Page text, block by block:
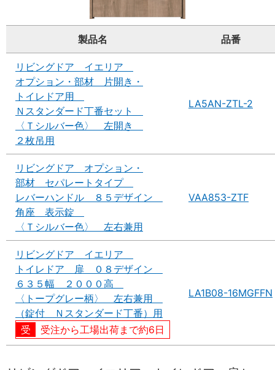
製品名 品番
リビングドア イエリア
オプション・部材 片開き・
トイレドア用
Ｎスタンダード丁番セット
〈Ｔシルバー色〉 左開き
２枚吊用
LA5AN-ZTL-2
リビングドア オプション・
部材 セパレートタイプ
レバーハンドル ８５デザイン
角座 表示錠
〈Ｔシルバー色〉 左右兼用
VAA853-ZTF
リビングドア イエリア
トイレドア 扉 ０８デザイン
６３５幅 ２０００高
〈トープグレー柄〉 左右兼用
（錠付 Ｎスタンダード丁番）用
受注から工場出荷まで約6日
LA1B08-16MGFFN